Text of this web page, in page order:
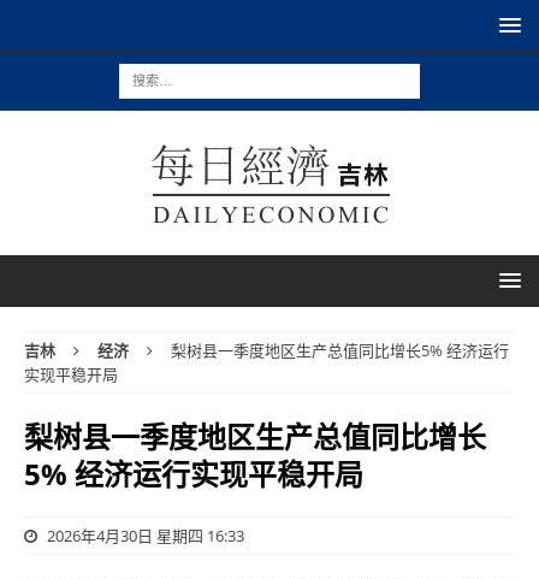
吉林 经济
梨树县一季度地区生产总值同比增长5% 经济运行
实现平稳开局
梨树县一季度地区生产总值同比增长
5% 经济运行实现平稳开局
2026年4月30日 星期四 16:33